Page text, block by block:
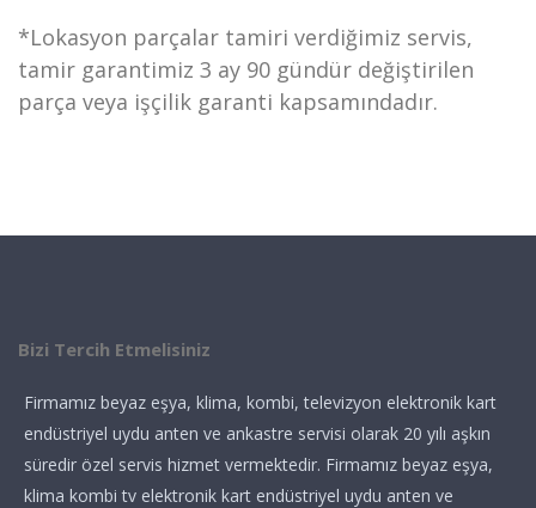
*Lokasyon parçalar tamiri verdiğimiz servis,
tamir garantimiz 3 ay 90 gündür değiştirilen
parça veya işçilik garanti kapsamındadır.
Bizi Tercih Etmelisiniz
Firmamız beyaz eşya, klima, kombi, televizyon elektronik kart
endüstriyel uydu anten ve ankastre servisi olarak 20 yılı aşkın
süredir özel servis hizmet vermektedir. Firmamız beyaz eşya,
klima kombi tv elektronik kart endüstriyel uydu anten ve